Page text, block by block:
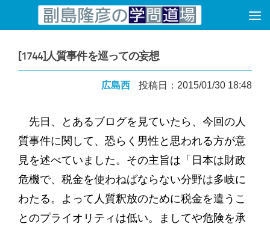
コンテンツへスキップ
[1744]人質事件を巡っての妄想
広島西 投稿日：2015/01/30 18:48
先日、とあるブログを見ていたら、今回の人
質事件に関して、恐らく男性と思われる方が意
見を述べていました。その主旨は「日本は財政
危機で、税金を使わねばならない分野は多岐に
わたる。よって人質釈放のために税金を遣うこ
とのプライオリティは低い。ましてや危険を承